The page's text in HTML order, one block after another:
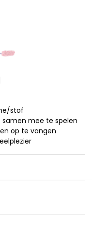
stof
mee te spelen
op te vangen